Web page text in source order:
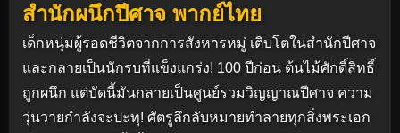
สำนักผนึกปีศาจ พากย์ไทย
เด็กหนุ่มผู้รอดชีวิตจากการสังหารหมู่ เติบโตในสำนักปีศาจ
และกลายเป็นนักรบที่แข็งแกร่ง! 100 ปีก่อน ต้นไม้ศักดิ์สิทธิ์
ถูกผนึก แต่บัดนี้มันกลายเป็นศูนย์รวมวิญญาณปีศาจ ความ
วุ่นวายกำลังจะปะทุ! ศัตรูลึกลับหมายทำลายทุกสิ่งพระเอก